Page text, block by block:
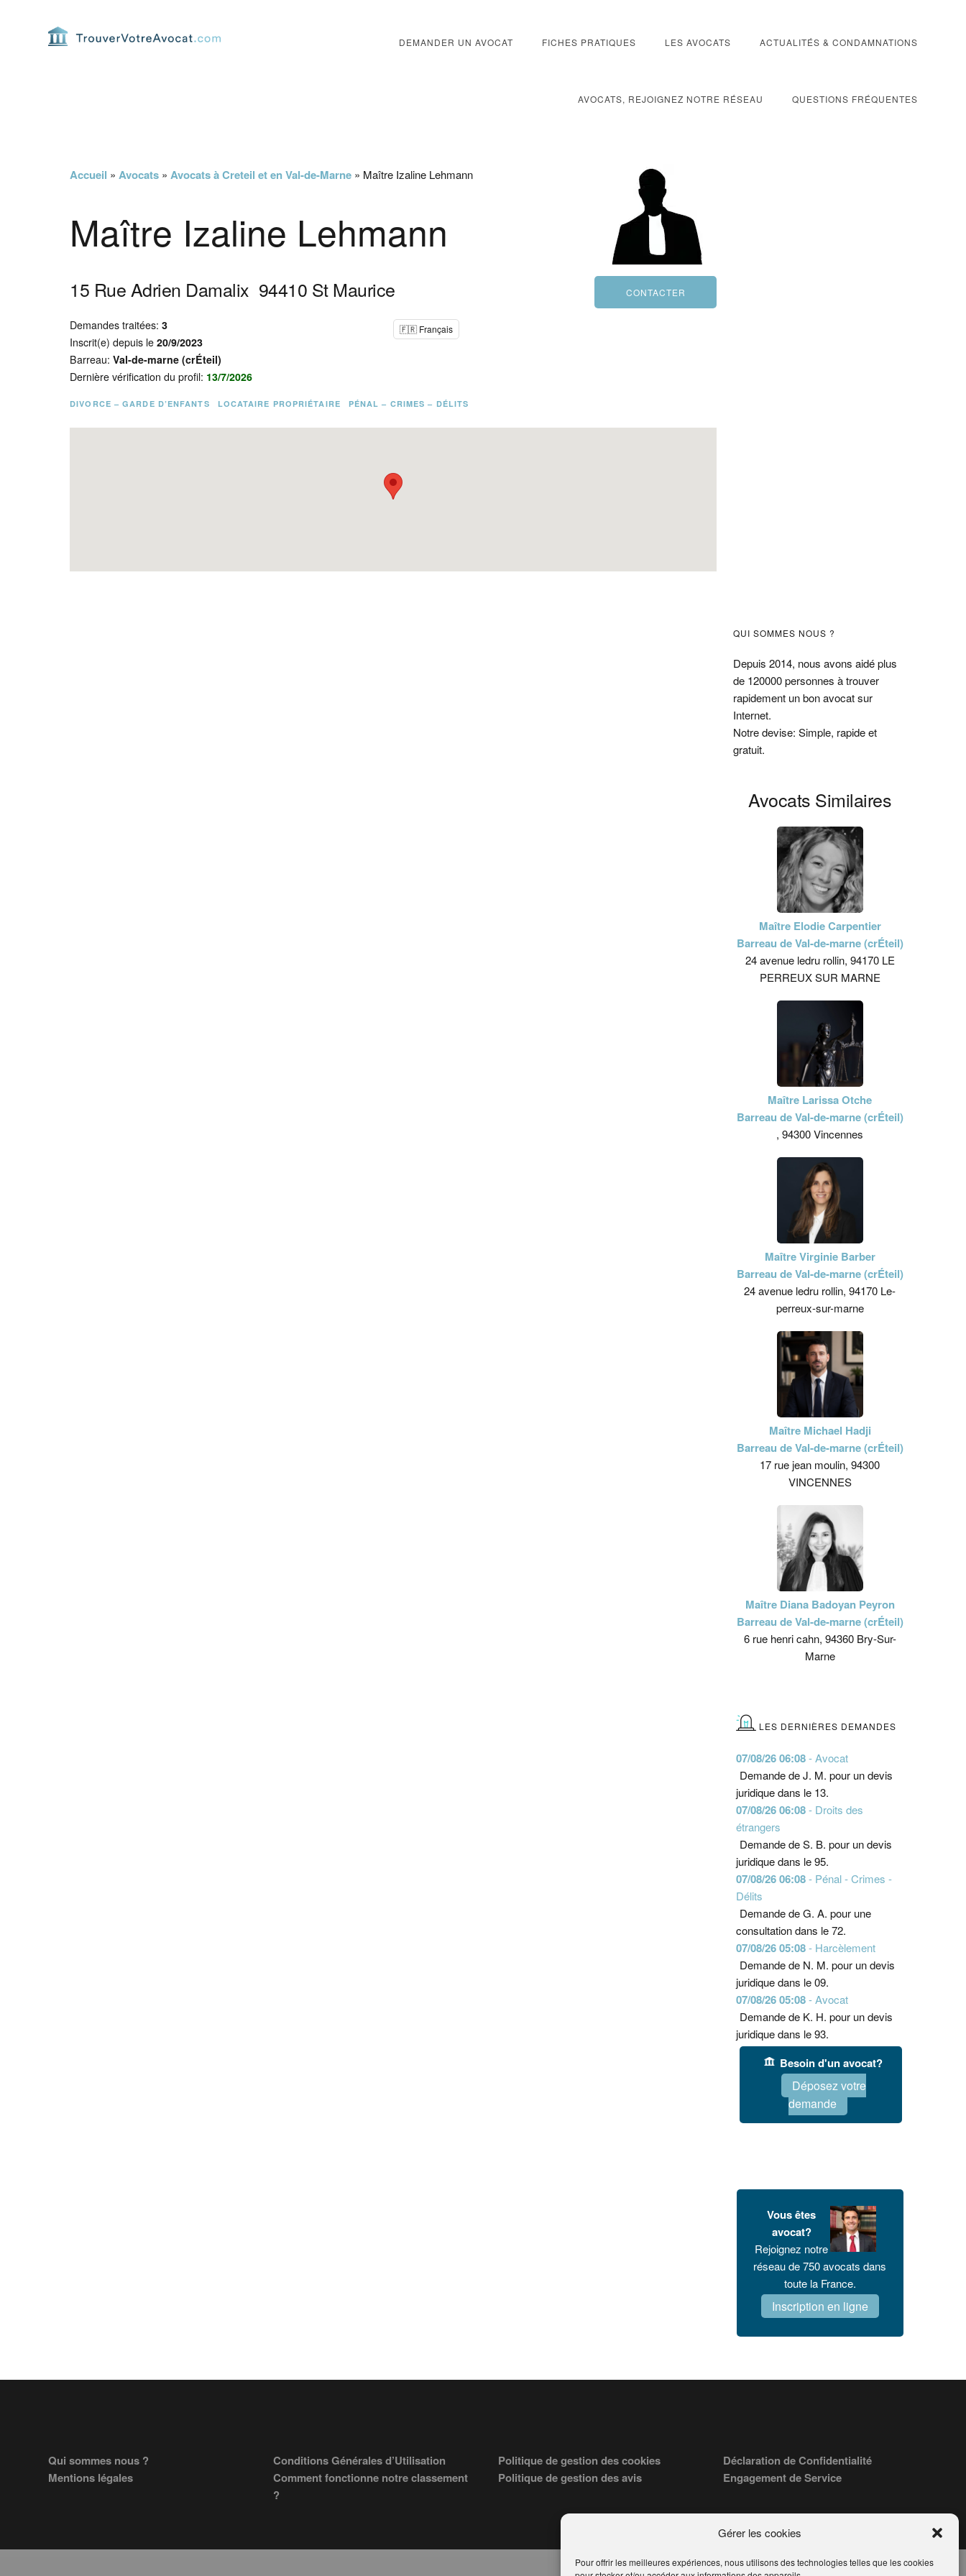
Gérer les cookies
Pour offrir les meilleures expériences, nous utilisons des technologies telles que les cookies
DEMANDER UN AVOCAT FICHES PRATIQUES LES AVOCATS ACTUALITÉS & CONDAMNATIONS
AVOCATS, REJOIGNEZ NOTRE RÉSEAU QUESTIONS FRÉQUENTES
Accueil » Avocats » Avocats à Creteil et en Val-de-Marne » Maître Izaline Lehmann
Maître Izaline Lehmann
15 Rue Adrien Damalix 94410 St Maurice
Demandes traitées:3
Inscrit(e) depuis le20/9/2023
Barreau:Val-de-marne (crÉteil)
Dernière vérification du profil: 13/7/2026
🇫🇷 Français
DIVORCE – GARDE D’ENFANTS LOCATAIRE PROPRIÉTAIRE PÉNAL – CRIMES – DÉLITS
Barre
latérale
principale
QUI SOMMES NOUS ?
Depuis 2014, nous avons aidé plus
de 120000 personnes à trouver
rapidement un bon avocat sur
Internet.
Notre devise: Simple, rapide et
gratuit.
Avocats Similaires
Maître Elodie Carpentier
Barreau de Val-de-marne (crÉteil)
24 avenue ledru rollin, 94170 LE
PERREUX SUR MARNE
Maître Larissa Otche
Barreau de Val-de-marne (crÉteil)
, 94300 Vincennes
Maître Virginie Barber
Barreau de Val-de-marne (crÉteil)
24 avenue ledru rollin, 94170 Le-
perreux-sur-marne
Maître Michael Hadji
Barreau de Val-de-marne (crÉteil)
17 rue jean moulin, 94300
VINCENNES
Maître Diana Badoyan Peyron
Barreau de Val-de-marne (crÉteil)
6 rue henri cahn, 94360 Bry-Sur-
Marne
LES DERNIÈRES DEMANDES
07/08/26 06:08- Avocat
Demande de J. M. pour un devis
juridique dans le 13.
07/08/26 06:08- Droits des
étrangers
Demande de S. B. pour un devis
juridique dans le 95.
07/08/26 06:08- Pénal - Crimes -
Délits
Demande de G. A. pour une
consultation dans le 72.
07/08/26 05:08- Harcèlement
Demande de N. M. pour un devis
juridique dans le 09.
07/08/26 05:08- Avocat
Demande de K. H. pour un devis
juridique dans le 93.
Besoin d'un avocat?
Déposez votre
demande
Vous êtes
avocat?
Rejoignez notre
réseau de 750 avocats dans
toute la France.
Inscription en ligne
FooterQui sommes nous ?
Mentions légales
Conditions Générales d’Utilisation
Comment fonctionne notre classement
?
Politique de gestion des cookies
Politique de gestion des avis
Déclaration de Confidentialité
Engagement de Service